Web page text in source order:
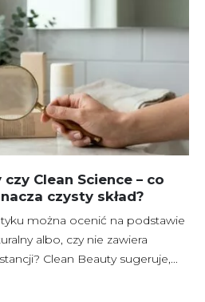
Clean Science – co
czysty skład?
można ocenić na podstawie
albo, czy nie zawiera
Clean Beauty sugeruje,...